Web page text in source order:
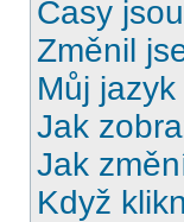
Časy
Změnil
Můj
Jak
Jak
Když